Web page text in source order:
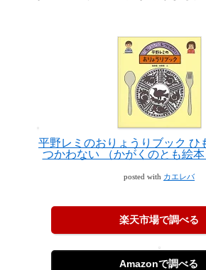
平野レミのおりょうりブック ひ
つかわない （かがくのとも絵
posted with カエレバ
楽天市場で調べる
Amazonで調べる